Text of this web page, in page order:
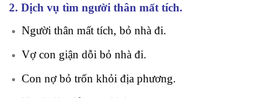
2. Dịch vụ tìm người thân mất tích.
Người thân mất tích, bỏ nhà đi.
Vợ con giận dỗi bỏ nhà đi.
Con nợ bỏ trốn khỏi địa phương.